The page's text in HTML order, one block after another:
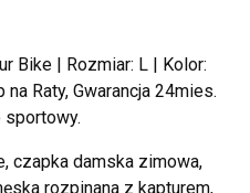
Bike | Rozmiar: L | Kolor:
Raty, Gwarancja 24mies.
sportowy.
czapka damska zimowa,
rozpinana z kapturem,